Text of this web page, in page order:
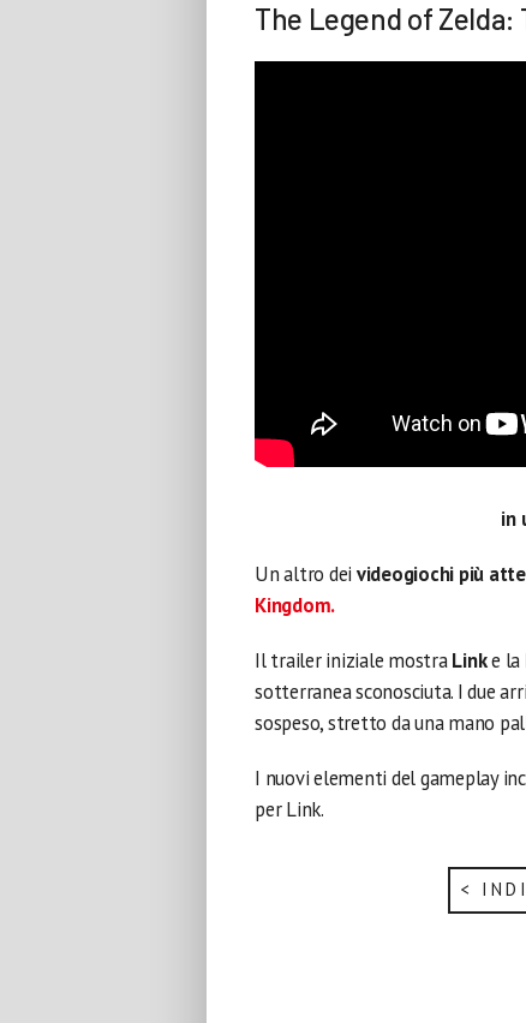
The Legend of
in
Un altro dei videogiochi più
Kingdom.
Il trailer iniziale mostraLinke la
sotterranea sconosciuta. I due
sospeso, stretto da una mano
I nuovi elementi del gameplay
per Link.
<